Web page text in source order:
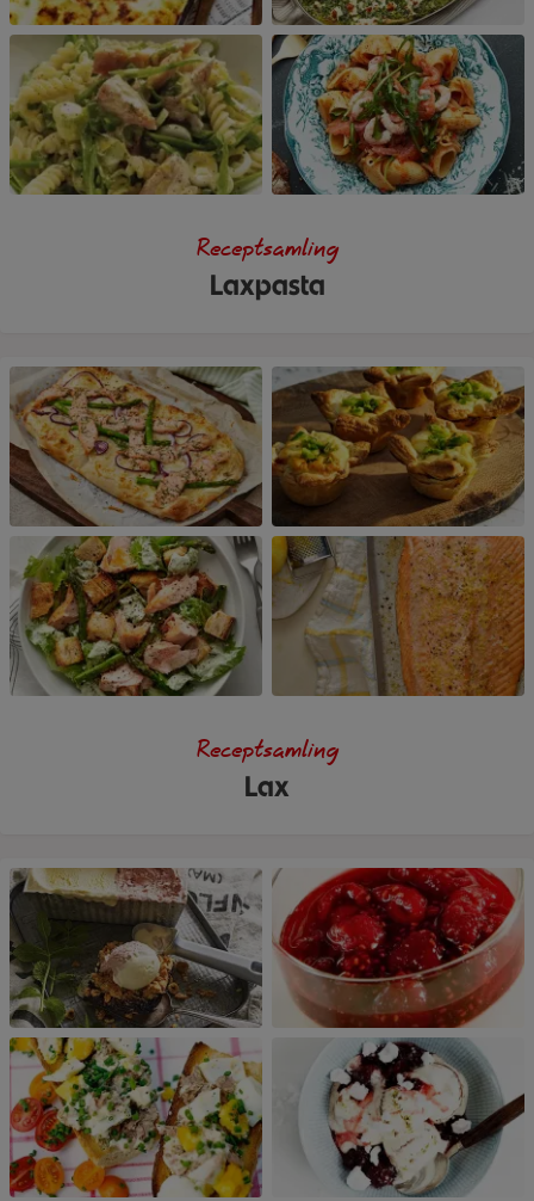
Laxpasta
Receptsamling
Lax
Receptsamling